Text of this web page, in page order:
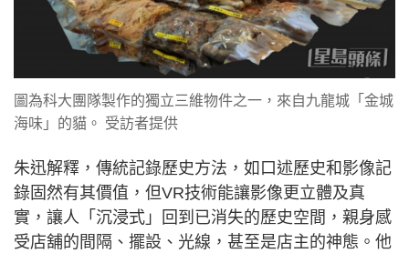
圖為科大團隊製作的獨立三維物件之一，來自九龍城「金城
海味」的貓。 受訪者提供
朱迅解釋，傳統記錄歷史方法，如口述歷史和影像記
錄固然有其價值，但VR技術能讓影像更立體及真
實，讓人「沉浸式」回到已消失的歷史空間，親身感
受店舖的間隔、擺設、光線，甚至是店主的神態。他